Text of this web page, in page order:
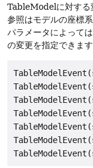
TableModelに対する
参照はモデルの座標系
パラメータによって
の変更を指定できます